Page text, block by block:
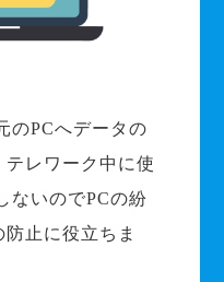
のPCへデータの
レワーク中に使
ないのでPCの紛
止に役立ちま